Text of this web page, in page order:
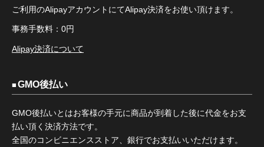
ご利用のAlipayアカウントにてAlipay決済をお使い頂けます。
事務手数料：0円
Alipay決済について
GMO後払い
GMO後払いとはお客様の手元に商品が到着した後に代金をお支
払い頂く決済方法です。
全国のコンビニエンスストア、銀行でお支払いいただけます。